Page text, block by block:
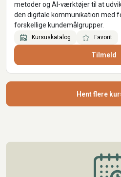
metoder og AI-værktøjer til at
den digitale kommunikation med
forskellige kundemålgrupper.
Kursuskatalog Favorit
Tilmeld
Hent flere